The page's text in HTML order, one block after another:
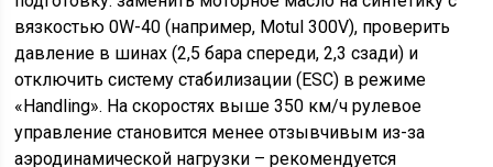
вязкостью 0W-40 (например, Motul 300V), проверить
давление в шинах (2,5 бара спереди, 2,3 сзади) и
отключить систему стабилизации (ESC) в режиме
«Handling». На скоростях выше 350 км/ч рулевое
управление становится менее отзывчивым из-за
аэродинамической нагрузки – рекомендуется